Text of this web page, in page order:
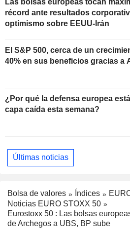
Las bolsas europeas tocan
récord ante resultados
optimismo sobre EEUU-Irán
El S&P 500, cerca de un
40% en sus beneficios gracias a
¿Por qué la defensa europea
capa caída esta semana?
Últimas noticias
Bolsa de valores Índices
Noticias EURO STOXX 50
Eurostoxx 50 : Las bolsas
de Archegos a UBS, BP sube